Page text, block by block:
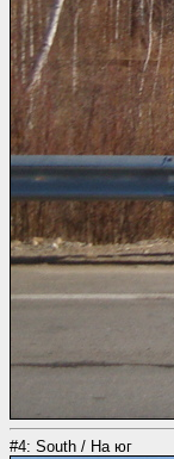
#4: South / На юг